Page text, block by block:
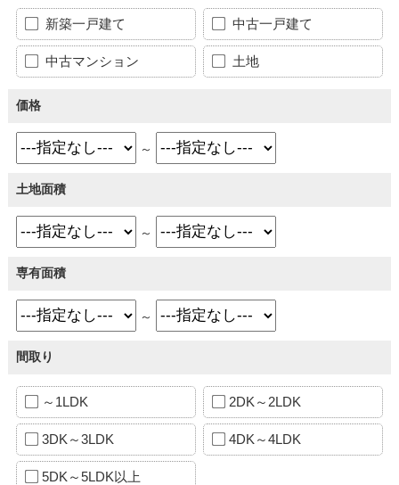
新築一戸建て 中古一戸建て
中古マンション 土地
価格
～
土地面積
～
専有面積
～
間取り
～1LDK 2DK～2LDK
3DK～3LDK 4DK～4LDK
5DK～5LDK以上